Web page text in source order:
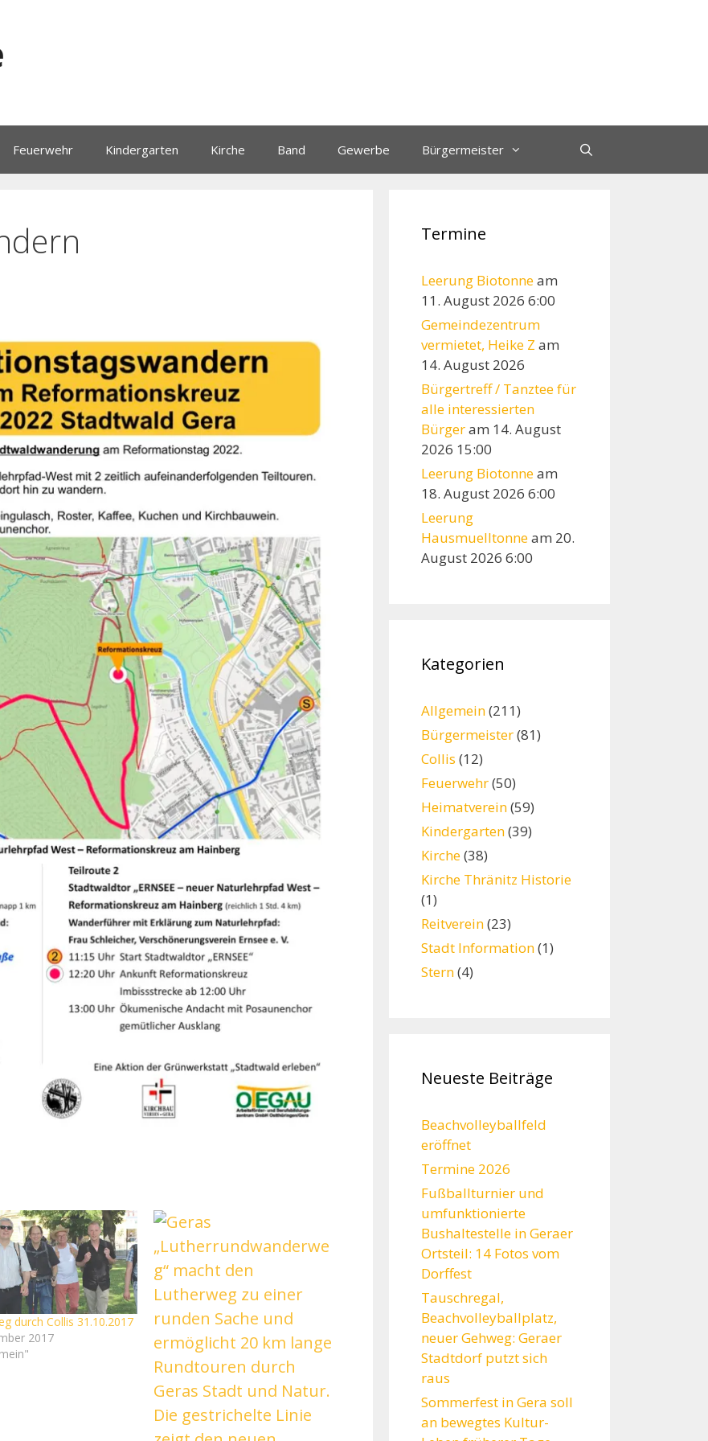
Feuerwehr Kindergarten Kirche Band Gewerbe Bürgermeister
durch Collis 31.10.2017
2017
Termine
Leerung Biotonneam
11. August 2026 6:00
Gemeindezentrum
vermietet, Heike Z am
14. August 2026
Bürgertreff / Tanztee für
alle interessierten
Bürgeram 14. August
2026 15:00
Leerung Biotonneam
18. August 2026 6:00
Leerung
Hausmuelltonneam 20.
August 2026 6:00
Kategorien
Allgemein(211)
Bürgermeister(81)
Collis (12)
Feuerwehr(50)
Heimatverein(59)
Kindergarten(39)
Kirche(38)
Kirche Thränitz Historie
(1)
Reitverein(23)
Stadt Information(1)
Stern(4)
Neueste Beiträge
Beachvolleyballfeld
eröffnet
Termine 2026
Fußballturnier und
umfunktionierte
Bushaltestelle in Geraer
Ortsteil: 14 Fotos vom
Dorffest
Tauschregal,
Beachvolleyballplatz,
neuer Gehweg: Geraer
Stadtdorf putzt sich
raus
Sommerfest in Gera soll
an bewegtes Kultur-